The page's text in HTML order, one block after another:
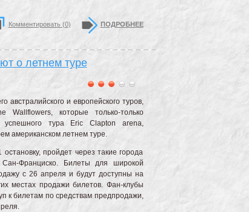
Комментировать (0) ПОДРОБНЕЕ
о летнем туре
австралийского и европейского туров,
Wallflowers, которые только-только
успешного тура Eric Clapton arena,
американском летнем туре.
пройдет через такие города
Франциско. Билеты для широкой
с 26 апреля и будут доступны на
местах продажи билетов. Фан-клубы
к билетам по средствам предпродажи,